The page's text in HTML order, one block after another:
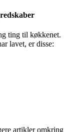
ting til køkkenet.
lavet, er disse:
artikler omkring